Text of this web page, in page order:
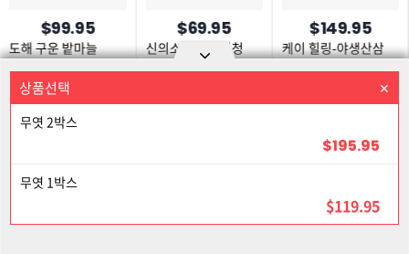
$99.95
도해 구운 밭마늘
오신환 160g
$69.95
신의소 배도라지청
280g
$149.95
케이 힐링-야생산삼
프리미엄 공진단
상품을 선택하세요
상품선택
무엿 2박스
$195.95
무엿 1박스
$119.95
©Joongangilbo USA. All Rights Reserved.